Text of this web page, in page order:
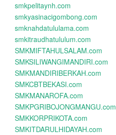
smkpelitaynh.com
smkyasinacigombong.com
smknahdatululama.com
smkitraudhatululum.com
SMKMIFTAHULSALAM.com
SMKSILIWANGIMANDIRI.com
SMKMANDIRIBERKAH.com
SMKCBTBEKASI.com
SMKMANAROFA.com
SMKPGRIBOJONGMANGU.com
SMKKORPRIKOTA.com
SMKITDARULHIDAYAH.com